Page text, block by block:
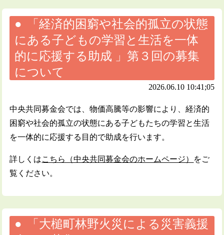
「経済的困窮や社会的孤立の状態
にある子どもの学習と生活を一体
的に応援する助成 」第３回の募集
について
2026.06.10 10:41;05
中央共同募金会では、物価高騰等の影響により、経済的
困窮や社会的孤立の状態にある子どもたちの学習と生活
を一体的に応援する目的で助成を行います。
詳しくはこちら（中央共同募金会のホームページ） をご
覧ください。
「大槌町林野火災による災害義援